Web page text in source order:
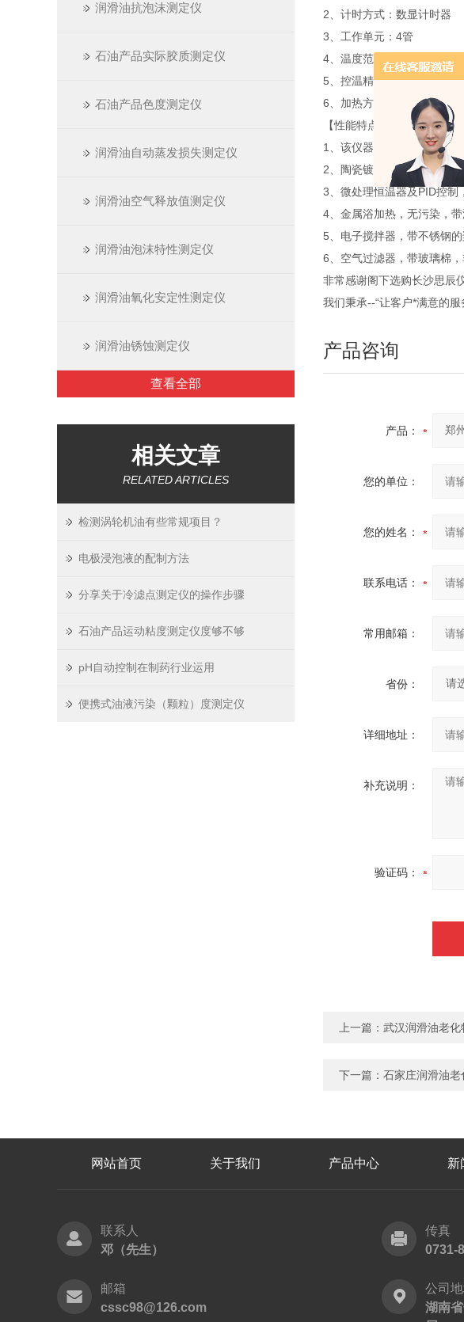
润滑油抗泡沫测定仪
石油产品实际胶质测定仪
石油产品色度测定仪
润滑油自动蒸发损失测定仪
润滑油空气释放值测定仪
润滑油泡沫特性测定仪
润滑油氧化安定性测定仪
润滑油锈蚀测定仪
查看全部
相关文章
RELATED ARTICLES
检测涡轮机油有些常规项目？
电极浸泡液的配制方法
分享关于冷滤点测定仪的操作步骤
石油产品运动粘度测定仪度够不够
pH自动控制在制药行业运用
便携式油液污染（颗粒）度测定仪
2、计时方式：数显计时器
3、工作单元：4管
4、温度范围：室温~200°C
5、控温精度：±0.2℃
6、加热方式：金属浴加热
【性能特点】
1、该仪器为台式，包括不
2、陶瓷镀层的不锈钢结构
3、微处理恒温器及PID控制
4、金属浴加热，无污染，带
5、电子搅拌器，带不锈钢
6、空气过滤器，带玻璃棉
非常感谢阁下选购长沙思辰
我们秉承--“让客户*满意的
产品咨询
产品：
您的单位：
您的姓名：
联系电话：
常用邮箱：
省份：
详细地址：
补充说明：
验证码：
上一篇： 武汉润滑油老化
下一篇： 石家庄润滑油老
网站首页 关于我们 产品中心 新
联系人
邓（先生）
传真
0731-
邮箱
cssc98@126.com
公司
湖南